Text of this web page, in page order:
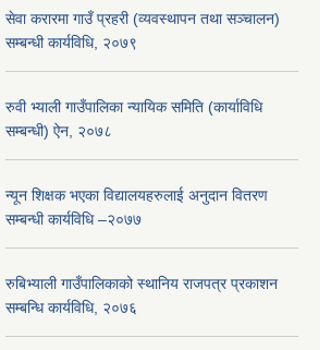
सेवा करारमा गाउँ प्रहरी (व्यवस्थापन तथा सञ्चालन)
सम्बन्धी कार्यविधि, २०७९
रुवी भ्याली गाउँपालिका न्यायिक समिति (कार्याविधि
सम्बन्धी) ऐन, २०७८
न्यून शिक्षक भएका ‍विद्यालयहरुलाई अनुदान वितरण
सम्बन्धी कार्यविधि –२०७७
रुबिभ्याली गाउँपालिकाको स्थानिय राजपत्र प्रकाशन
सम्बन्धि कार्यविधि, २०७६